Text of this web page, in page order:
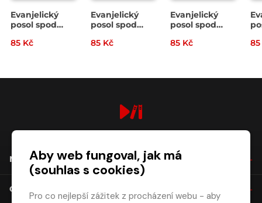
Evanjelický
posol spod
85 Kč
Evanjelický
posol spod
85 Kč
Evanjelický
posol spod
85 Kč 85
NÁKUP
O SPOLEČNOSTI
Aby web fungoval, jak má
(souhlas s cookies)
Pro co nejlepší zážitek z procházení webu - aby